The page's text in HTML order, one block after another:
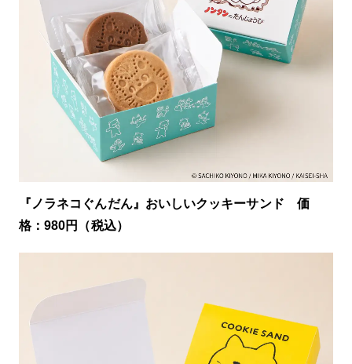
『ノラネコぐんだん』おいしいクッキーサンド 価
格：980円（税込）